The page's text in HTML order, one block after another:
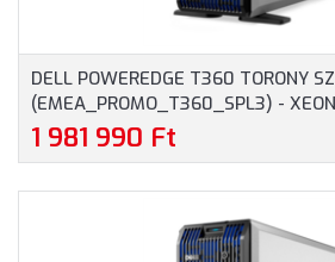
DELL POWEREDGE T360 TORONY
(EMEA_PROMO_T360_SPL3) -
1X480GB RI SSD, H355 HARDWARE
ENTERPRISE 16G, 2X700 WATT
1 981 990 Ft